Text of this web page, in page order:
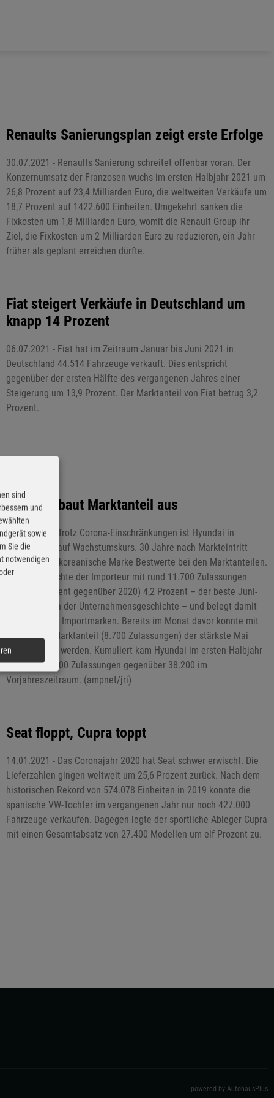
Renaults Sanierungsplan zeigt erste Erfolge
30.07.2021 - Renaults Sanierung schreitet offenbar voran. Der
Konzernumsatz der Franzosen wuchs im ersten Halbjahr 2021 um
26,8 Prozent auf 23,4 Milliarden Euro, die weltweiten Verkäufe um
18,7 Prozent auf 1422.600 Einheiten. Umgekehrt sanken die
Fixkosten um 1,8 Milliarden Euro, womit die Renault Group ihr
Ziel, die Fixkosten um 2 Milliarden Euro zu reduzieren, ein Jahr
früher als geplant erreichen dürfte.
Fiat steigert Verkäufe in Deutschland um
knapp 14 Prozent
06.07.2021 - Fiat hat im Zeitraum Januar bis Juni 2021 in
Deutschland 44.514 Fahrzeuge verkauft. Dies entspricht
gegenüber der ersten Hälfte des vergangenen Jahres einer
Steigerung um 13,9 Prozent. Der Marktanteil von Fiat betrug 3,2
Prozent.
Hyundai baut Marktanteil aus
02.07.2021 - Trotz Corona-Einschränkungen ist Hyundai in
Deutschland auf Wachstumskurs. 30 Jahre nach Markteintritt
feiert die südkoreanische Marke Bestwerte bei den Marktanteilen.
Im Juni erreichte der Importeur mit rund 11.700 Zulassungen
(plus 81 Prozent gegenüber 2020) 4,2 Prozent – der beste Juni-
Marktanteil in der Unternehmensgeschichte – und belegt damit
Platz drei der Importmarken. Bereits im Monat davor konnte mit
3,8 Prozent Marktanteil (8.700 Zulassungen) der stärkste Mai
bisher erzielt werden. Kumuliert kam Hyundai im ersten Halbjahr
auf über 49.200 Zulassungen gegenüber 38.200 im
Vorjahreszeitraum. (ampnet/jri)
Seat floppt, Cupra toppt
14.01.2021 - Das Coronajahr 2020 hat Seat schwer erwischt. Die
Lieferzahlen gingen weltweit um 25,6 Prozent zurück. Nach dem
historischen Rekord von 574.078 Einheiten in 2019 konnte die
spanische VW-Tochter im vergangenen Jahr nur noch 427.000
Fahrzeuge verkaufen. Dagegen legte der sportliche Ableger Cupra
mit einen Gesamtabsatz von 27.400 Modellen um elf Prozent zu.
powered by AutohausPlus
sind
und
sowie
Sie die
notwendigen